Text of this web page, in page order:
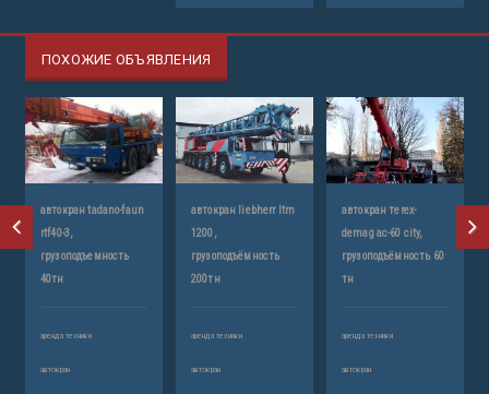
ПОХОЖИЕ ОБЪЯВЛЕНИЯ
автокран tadano-faun
rtf40-3,
грузоподъемность
40тн
аренда техники
автокран
автокран liebherr ltm
1200,
грузоподъёмность
200тн
аренда техники
автокран
автокран тerex-
demag ac-60 city,
грузоподъёмность 60
тн
аренда техники
автокран